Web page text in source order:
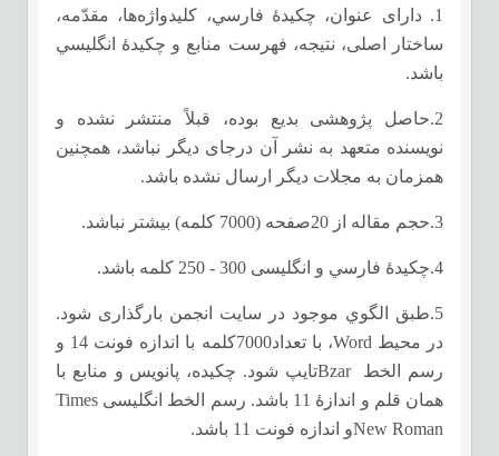
1. دارای عنوان، چكيدۀ فارسي، كليدواژه‌ها، مقدّمه،
ساختار اصلی، نتيجه‌، فهرست منابع و چكيدۀ انگليسي
باشد.
2.حاصل پژوهشی بدیع بوده، قبلاً منتشر نشده و
نویسنده متعهد به نشر آن درجای دیگر نباشد، همچنین
همزمان به مجلات دیگر ارسال نشده باشد.
3.حجم مقاله از 20صفحه (7000 کلمه) بیشتر نباشد.
4.چكيدۀ فارسي و انگليسی 300 - 250 کلمه باشد.
5.طبق الگوي موجود در سايت انجمن بارگذاری شود.
در محيط Word، با تعداد7000کلمه با اندازه فونت 14 و
رسم الخط Bzarتايپ شود. چكيده، پانویس و منابع با
همان قلم و اندازۀ 11 باشد. رسم الخط انگلیسی Times
New Romanو اندازه فونت 11 باشد.